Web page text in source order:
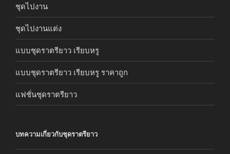
ชุดไปงาน
ชุดไปงานแต่ง
แบบชุดราตรียาว เรียบหรู
แบบชุดราตรียาว เรียบหรู ราคาถูก
แฟชั่นชุดราตรียาว
บทความเกี่ยวกับชุดราตรียาว